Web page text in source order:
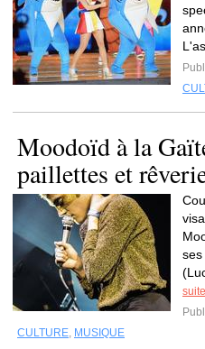
Moodoïd à la
paillettes et
ses
suite
CULTURE, MUSIQUE